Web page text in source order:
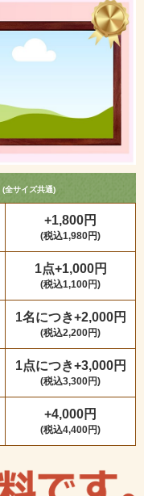
(全サイズ共通)
+1,800円
(税込1,980円)
1点+1,000円
(税込1,100円)
1名につき+2,000円
(税込2,200円)
1点につき+3,000円
(税込3,300円)
+4,000円
(税込4,400円)